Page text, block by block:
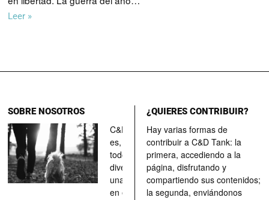
Leer »
SOBRE NOSOTROS
C&D Tank
es, ante
todo, un
divertimento,
una parada
en el
¿QUIERES CONTRIBUIR?
Hay varias formas de
contribuir a C&D Tank: la
primera, accediendo a la
página, disfrutando y
compartiendo sus contenidos;
la segunda, enviándonos